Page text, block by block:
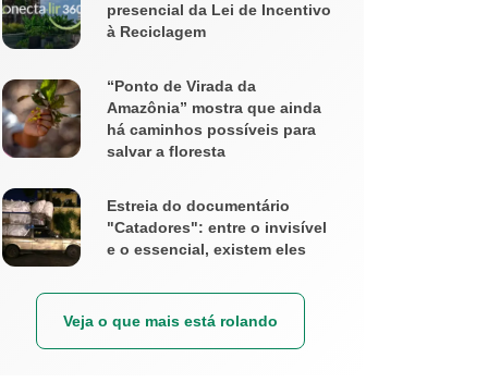
presencial da Lei de Incentivo
à Reciclagem
“Ponto de Virada da
Amazônia” mostra que ainda
há caminhos possíveis para
salvar a floresta
Estreia do documentário
"Catadores": entre o invisível
e o essencial, existem eles
Veja o que mais está rolando